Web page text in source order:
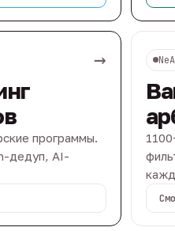
→
программы.
дедуп, AI-